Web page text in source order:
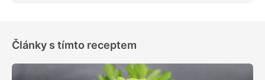
Články s tímto receptem